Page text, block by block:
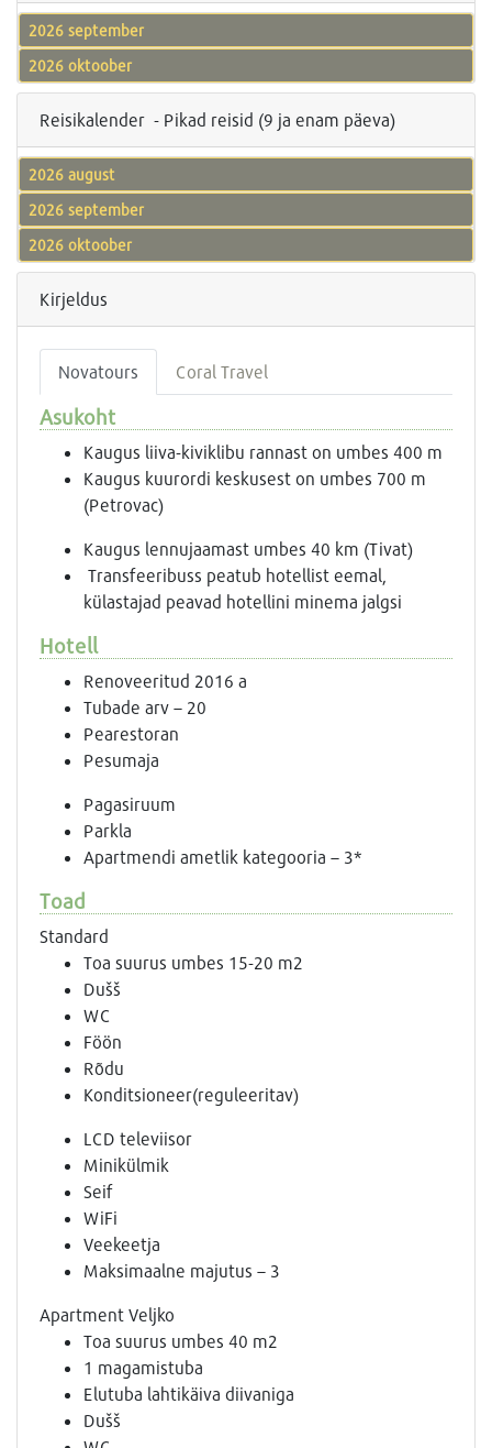
2026 september
2026 oktoober
Reisikalender - Pikad reisid (9 ja enam päeva)
2026 august
2026 september
2026 oktoober
Kirjeldus
Novatours Coral Travel
Asukoht
Kaugus liiva-kiviklibu rannast on umbes 400 m
Kaugus kuurordi keskusest on umbes 700 m
(Petrovac)
Kaugus lennujaamast umbes 40 km (Tivat)
Transfeeribuss peatub hotellist eemal,
külastajad peavad hotellini minema jalgsi
Hotell
Renoveeritud 2016 a
Tubade arv – 20
Pearestoran
Pesumaja
Pagasiruum
Parkla
Apartmendi ametlik kategooria – 3*
Toad
Standard
Toa suurus umbes 15-20 m2
Dušš
WC
Föön
Rõdu
Konditsioneer(reguleeritav)
LCD televiisor
Minikülmik
Seif
WiFi
Veekeetja
Maksimaalne majutus – 3
Apartment Veljko
Toa suurus umbes 40 m2
1 magamistuba
Elutuba lahtikäiva diivaniga
Dušš